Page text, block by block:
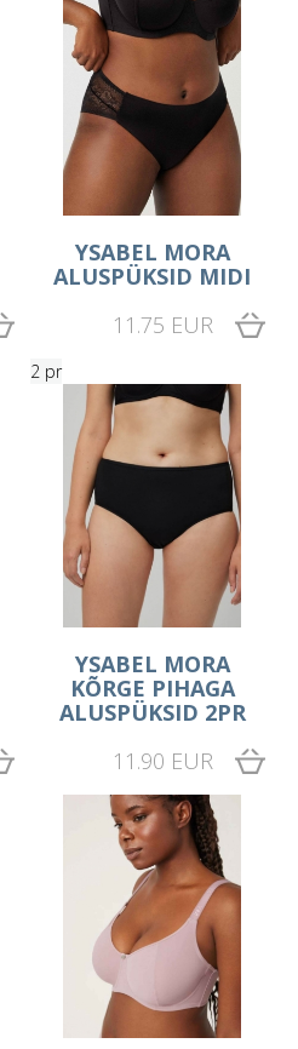
YSABEL MORA
ALUSPÜKSID MIDI
11.75 EUR
2 pr
YSABEL MORA
KÕRGE PIHAGA
ALUSPÜKSID 2PR
11.90 EUR